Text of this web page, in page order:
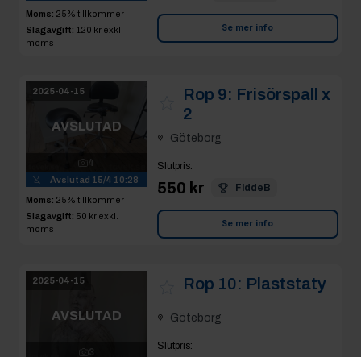
Moms: 25% tillkommer
Slagavgift: 120 kr exkl.
moms
Se mer info
2025-04-15
AVSLUTAD
4
Avslutad 15/4 10:28
Moms: 25% tillkommer
Slagavgift: 50 kr exkl.
moms
Rop 9: Frisörspall x
2
Göteborg
Slutpris:
550 kr FiddeB
Se mer info
2025-04-15
AVSLUTAD
3
Rop 10: Plaststaty
Göteborg
Slutpris: